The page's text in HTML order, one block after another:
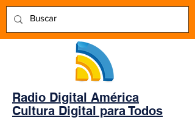
Radio Digital América
Cultura Digital para Todos